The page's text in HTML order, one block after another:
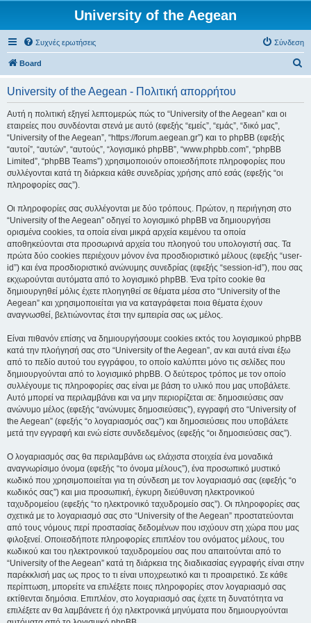
University of the Aegean
Συχνές ερωτήσεις Σύνδεση
Board
University of the Aegean - Πολιτική απορρήτου
Αυτή η πολιτική εξηγεί λεπτομερώς πώς το “University of the Aegean” και οι
εταιρείες που συνδέονται στενά με αυτό (εφεξής “εμείς”, “εμάς”, “δικό μας”,
“University of the Aegean”, “https://forum.aegean.gr”) και το phpBB (εφεξής
“αυτοί”, “αυτών”, “αυτούς”, “λογισμικό phpBB”, “www.phpbb.com”, “phpBB
Limited”, “phpBB Teams”) χρησιμοποιούν οποιεσδήποτε πληροφορίες που
συλλέγονται κατά τη διάρκεια κάθε συνεδρίας χρήσης από εσάς (εφεξής “οι
πληροφορίες σας”).
Οι πληροφορίες σας συλλέγονται με δύο τρόπους. Πρώτον, η περιήγηση στο
“University of the Aegean” οδηγεί το λογισμικό phpBB να δημιουργήσει
ορισμένα cookies, τα οποία είναι μικρά αρχεία κειμένου τα οποία
αποθηκεύονται στα προσωρινά αρχεία του πλοηγού του υπολογιστή σας. Τα
πρώτα δύο cookies περιέχουν μόνον ένα προσδιοριστικό μέλους (εφεξής “user-
id”) και ένα προσδιοριστικό ανώνυμης συνεδρίας (εφεξής “session-id”), που σας
εκχωρούνται αυτόματα από το λογισμικό phpBB. Ένα τρίτο cookie θα
δημιουργηθεί μόλις έχετε πλοηγηθεί σε θέματα μέσα στο “University of the
Aegean” και χρησιμοποιείται για να καταγράφεται ποια θέματα έχουν
αναγνωσθεί, βελτιώνοντας έτσι την εμπειρία σας ως μέλος.
Είναι πιθανόν επίσης να δημιουργήσουμε cookies εκτός του λογισμικού phpBB
κατά την πλοήγησή σας στο “University of the Aegean”, αν και αυτά είναι έξω
από το πεδίο αυτού του εγγράφου, το οποίο καλύπτει μόνο τις σελίδες που
δημιουργούνται από το λογισμικό phpBB. Ο δεύτερος τρόπος με τον οποίο
συλλέγουμε τις πληροφορίες σας είναι με βάση το υλικό που μας υποβάλετε.
Αυτό μπορεί να περιλαμβάνει και να μην περιορίζεται σε: δημοσιεύσεις σαν
ανώνυμο μέλος (εφεξής “ανώνυμες δημοσιεύσεις”), εγγραφή στο “University of
the Aegean” (εφεξής “ο λογαριασμός σας”) και δημοσιεύσεις που υποβάλετε
μετά την εγγραφή και ενώ είστε συνδεδεμένος (εφεξής “οι δημοσιεύσεις σας”).
Ο λογαριασμός σας θα περιλαμβάνει ως ελάχιστα στοιχεία ένα μοναδικά
αναγνωρίσιμο όνομα (εφεξής “το όνομα μέλους”), ένα προσωπικό μυστικό
κωδικό που χρησιμοποιείται για τη σύνδεση με τον λογαριασμό σας (εφεξής “ο
κωδικός σας”) και μια προσωπική, έγκυρη διεύθυνση ηλεκτρονικού
ταχυδρομείου (εφεξής “το ηλεκτρονικό ταχυδρομείο σας”). Οι πληροφορίες σας
σχετικά με το λογαριασμό σας στο “University of the Aegean” προστατεύονται
από τους νόμους περί προστασίας δεδομένων που ισχύουν στη χώρα που μας
φιλοξενεί. Οποιεσδήποτε πληροφορίες επιπλέον του ονόματος μέλους, του
κωδικού και του ηλεκτρονικού ταχυδρομείου σας που απαιτούνται από το
“University of the Aegean” κατά τη διάρκεια της διαδικασίας εγγραφής είναι στην
παρέκκλισή μας ως προς το τι είναι υποχρεωτικό και τι προαιρετικό. Σε κάθε
περίπτωση, μπορείτε να επιλέξετε ποιες πληροφορίες στον λογαριασμό σας
εκτίθενται δημόσια. Επιπλέον, στο λογαριασμό σας έχετε τη δυνατότητα να
επιλέξετε αν θα λαμβάνετε ή όχι ηλεκτρονικά μηνύματα που δημιουργούνται